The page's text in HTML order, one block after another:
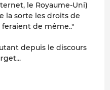
le Royaume-Uni)
la sorte les droits de
de même.."
depuis le discours